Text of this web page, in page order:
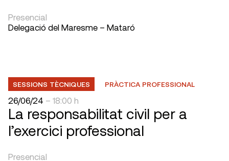
Presencial
Delegació del Maresme – Mataró
SESSIONS TÈCNIQUES PRÀCTICA PROFESSIONAL
26/06/24 – 18:00 h
La responsabilitat civil per a
l’exercici professional
Presencial